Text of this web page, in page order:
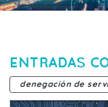
ENTRADAS
denegación de